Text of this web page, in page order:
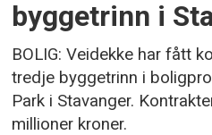
byggetrinn i
BOLIG: Veidekke har fått
tredje byggetrinn i
Park i Stavanger.
millioner kroner.